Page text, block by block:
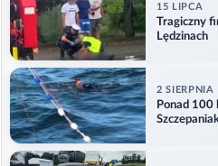
15 LIPCA
Tragiczny
Lędzinach
2 SIERPNIA
Ponad 100